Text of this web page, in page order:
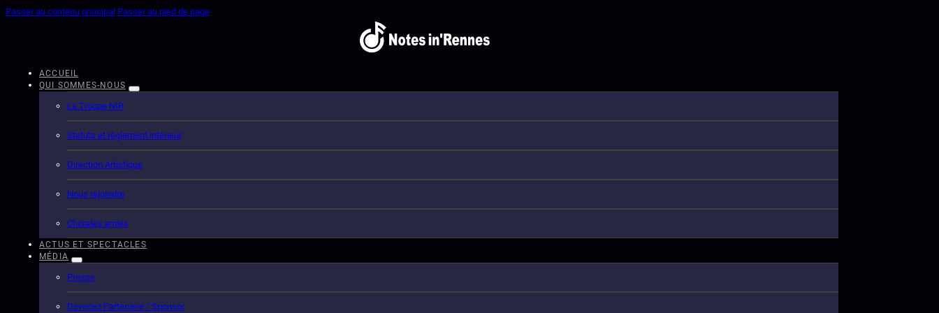
Passer au contenu principal Passer au pied de page
ACCUEIL
QUI SOMMES-NOUS
La Troupe NIR
Statuts et règlement intérieur
Direction Artistique
Nous rejoindre
Chorales amies
ACTUS ET SPECTACLES
MÉDIA
Presse
Devenez Partenaire / Sponsor